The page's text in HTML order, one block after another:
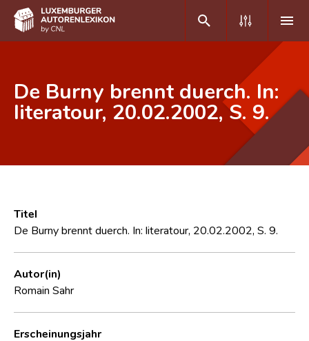
DE
Häufige Fragen und Antworten
CNL
Forschungsgruppe
Kontakt
De Burny brennt duerch. In:
literatour, 20.02.2002, S. 9.
Titel
De Burny brennt duerch. In: literatour, 20.02.2002, S. 9.
Autor(in)
Romain Sahr
Erscheinungsjahr